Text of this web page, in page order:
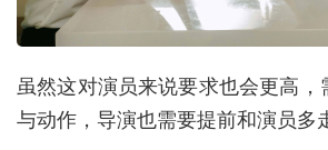
虽然这对演员来说要求也会更高，
与动作，导演也需要提前和演员多